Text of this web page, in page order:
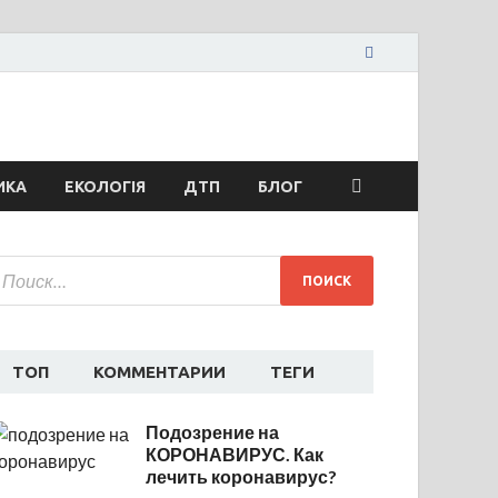
сегодня
ЕКОЛОГІЯ ДТП БЛОГ
ТОП КОММЕНТАРИИ ТЕГИ
Подозрение на
КОРОНАВИРУС. Как
лечить коронавирус?